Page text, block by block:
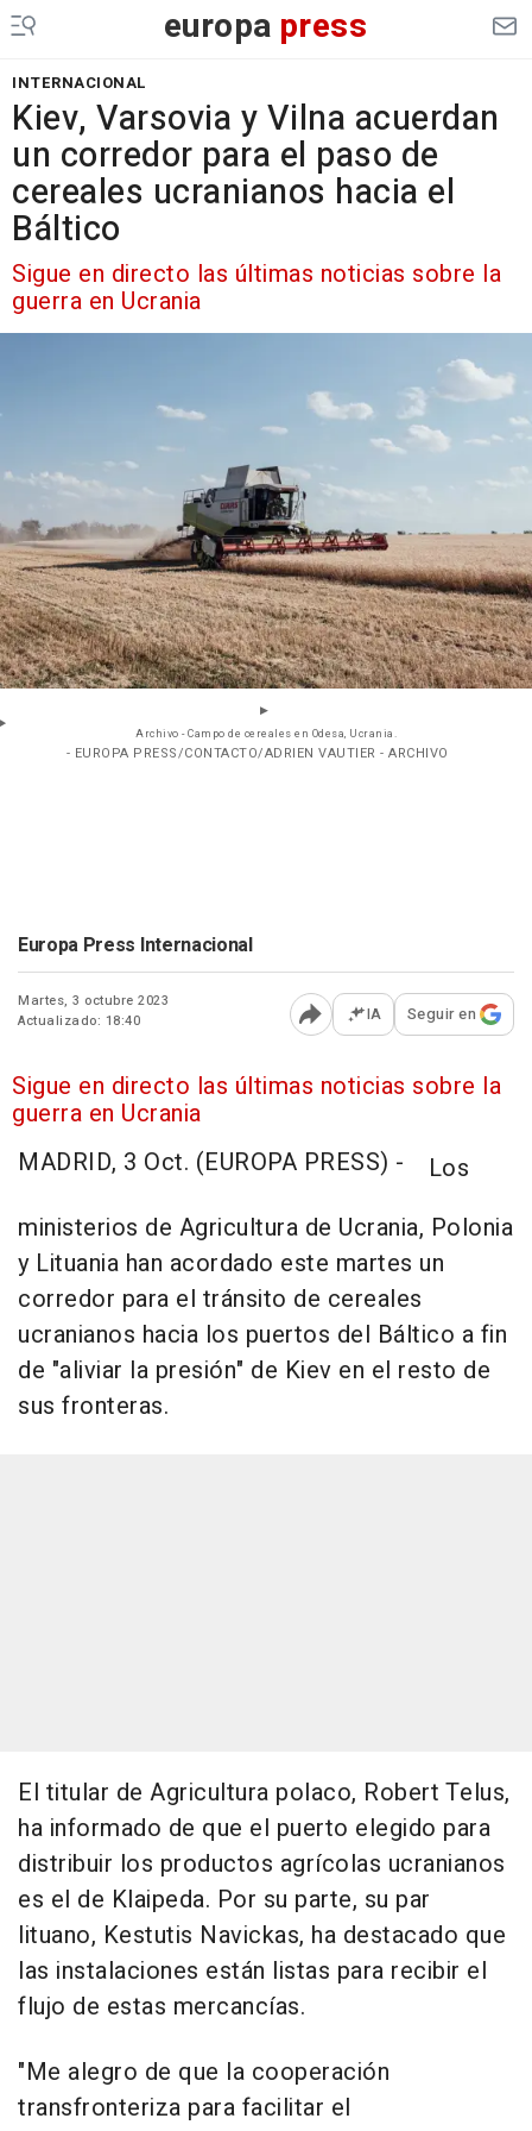
europa press
INTERNACIONAL
Kiev, Varsovia y Vilna acuerdan
un corredor para el paso de
cereales ucranianos hacia el
Báltico
Sigue en directo las últimas noticias sobre la
guerra en Ucrania
Archivo - Campo de cereales en Odesa, Ucrania.
- EUROPA PRESS/CONTACTO/ADRIEN VAUTIER - ARCHIVO
Europa Press Internacional
Martes, 3 octubre 2023
Actualizado: 18:40
Abrir opciones para
IA Seguir en
Sigue en directo las últimas noticias sobre la
guerra en Ucrania
MADRID, 3 Oct. (EUROPA PRESS) -
Los
ministerios de Agricultura de Ucrania, Polonia
y Lituania han acordado este martes un
corredor para el tránsito de cereales
ucranianos hacia los puertos del Báltico a fin
de "aliviar la presión" de Kiev en el resto de
sus fronteras.
El titular de Agricultura polaco, Robert Telus,
ha informado de que el puerto elegido para
distribuir los productos agrícolas ucranianos
es el de Klaipeda. Por su parte, su par
lituano, Kestutis Navickas, ha destacado que
las instalaciones están listas para recibir el
flujo de estas mercancías.
"Me alegro de que la cooperación
transfronteriza para facilitar el